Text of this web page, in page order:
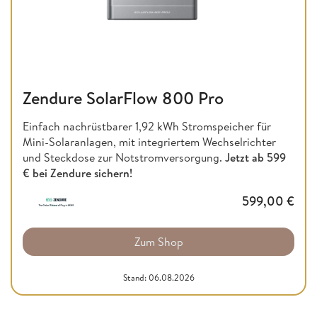
Zendure SolarFlow 800 Pro
Einfach nachrüstbarer 1,92 kWh Stromspeicher für
Mini-Solaranlagen, mit integriertem Wechselrichter
und Steckdose zur Notstromversorgung. Jetzt ab 599
€ bei Zendure sichern!
599,00 €
Zum Shop
Stand: 06.08.2026